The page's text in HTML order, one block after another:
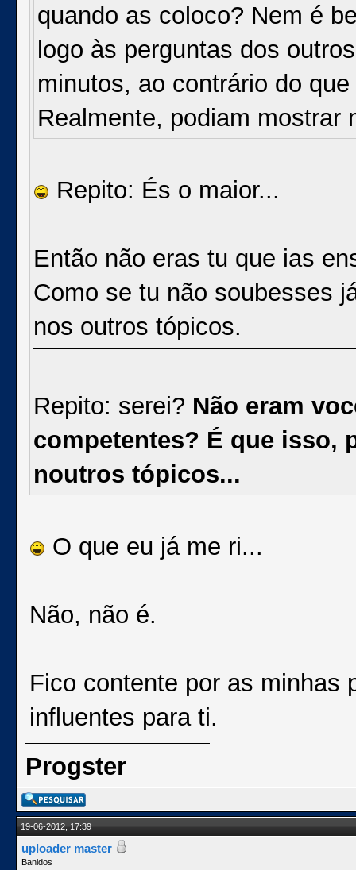
quando as coloco? Nem é
logo às perguntas dos
minutos, ao contrário do
Realmente, podiam mostrar
Repito: És o maior...
Então não eras tu que ias
Como se tu não soubesses
nos outros tópicos.
Repito: serei? Não eram
competentes? É que isso,
noutros tópicos...
O que eu já me ri...
Não, não é.
Fico contente por as minhas
influentes para ti.
Progster
19-06-2012, 17:39
uploader master
Banidos